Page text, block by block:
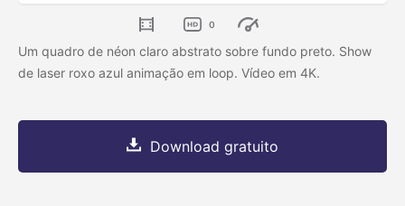
0
Um quadro de néon claro abstrato sobre fundo preto. Show
de laser roxo azul animação em loop. Vídeo em 4K.
Download gratuito